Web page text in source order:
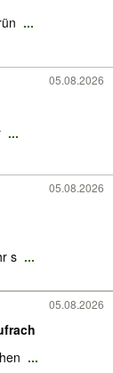
...
05.08.2026
...
05.08.2026
s ...
05.08.2026
...